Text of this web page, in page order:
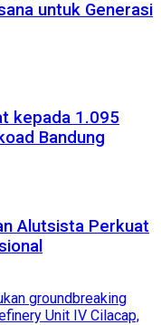
untuk Generasi
kepada 1.095
Bandung
Alutsista Perkuat